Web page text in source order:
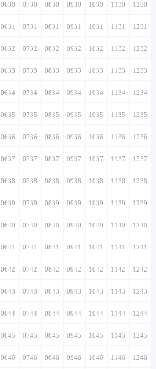
0630 0730 0830 0930 1030 1130 1230
0631 0731 0831 0931 1031 1131 1231
0632 0732 0832 0932 1032 1132 1232
0633 0733 0833 0933 1033 1133 1233
0634 0734 0834 0934 1034 1134 1234
0635 0735 0835 0935 1035 1135 1235
0636 0736 0836 0936 1036 1136 1236
0637 0737 0837 0937 1037 1137 1237
0638 0738 0838 0938 1038 1138 1238
0639 0739 0839 0939 1039 1139 1239
0640 0740 0840 0940 1040 1140 1240
0641 0741 0841 0941 1041 1141 1241
0642 0742 0842 0942 1042 1142 1242
0643 0743 0843 0943 1043 1143 1243
0644 0744 0844 0944 1044 1144 1244
0645 0745 0845 0945 1045 1145 1245
0646 0746 0846 0946 1046 1146 1246